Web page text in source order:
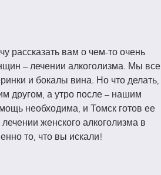
рассказать вам о чем-то очень
– лечении алкоголизма. Мы все
и бокалы вина. Но что делать,
другом, а утро после – нашим
необходима, и Томск готов ее
женского алкоголизма в
то, что вы искали!